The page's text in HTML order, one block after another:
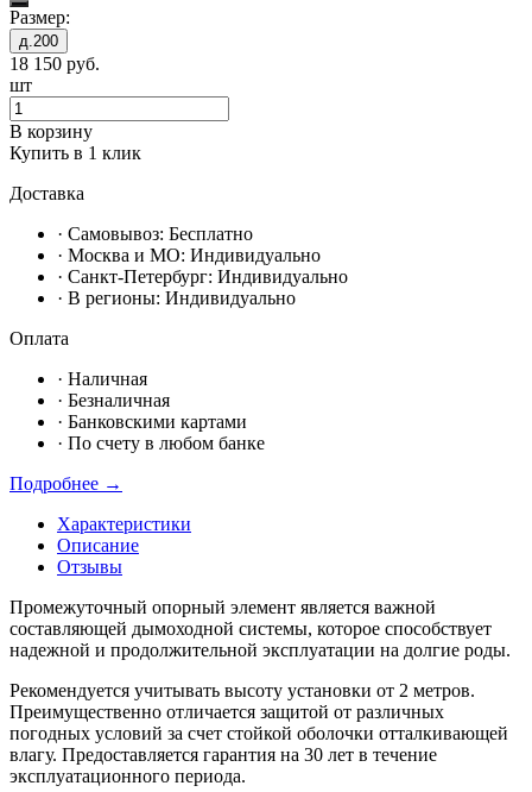
Размер:
д.200
18 150 руб.
шт
В корзину
Купить в 1 клик
Доставка
· Самовывоз: Бесплатно
· Москвa и МО: Индивидуально
· Санкт-Петербург: Индивидуально
· В регионы: Индивидуально
Оплата
· Наличная
· Безналичная
· Банковскими картами
· По счету в любом банке
Подробнее →
Характеристики
Описание
Отзывы
Промежуточный опорный элемент является важной
составляющей дымоходной системы, которое способствует
надежной и продолжительной эксплуатации на долгие роды.
Рекомендуется учитывать высоту установки от 2 метров.
Преимущественно отличается защитой от различных
погодных условий за счет стойкой оболочки отталкивающей
влагу. Предоставляется гарантия на 30 лет в течение
эксплуатационного периода.